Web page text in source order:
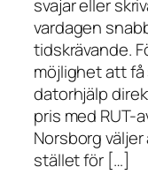
svajar eller
vardagen
tidskrävande.
möjlighet att
datorhjälp
pris med RUT-
Norsborg
stället för […]